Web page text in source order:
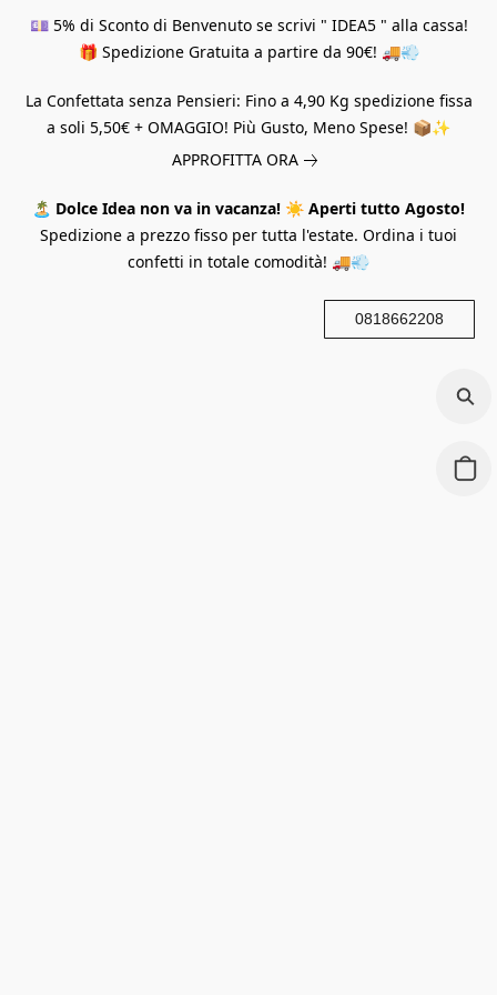
💷 5% di Sconto di Benvenuto se scrivi " IDEA5 " alla cassa!
🎁 Spedizione Gratuita a partire da 90€! 🚚💨
La Confettata senza Pensieri: Fino a 4,90 Kg spedizione fissa
a soli 5,50€ + OMAGGIO! Più Gusto, Meno Spese! 📦✨
APPROFITTA ORA
🏝️ Dolce Idea non va in vacanza! ☀️ Aperti tutto Agosto!
Spedizione a prezzo fisso per tutta l'estate. Ordina i tuoi
confetti in totale comodità! 🚚💨
0818662208